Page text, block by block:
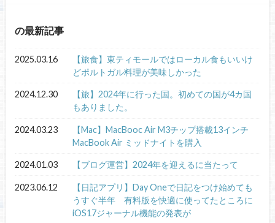
の最新記事
2025.03.16
【旅食】東ティモールではローカル食もいいけ
どポルトガル料理が美味しかった
2024.12.30
【旅】2024年に行った国。初めての国が4カ国
もありました。
2024.03.23
【Mac】MacBooc Air M3チップ搭載13インチ
MacBook Air ミッドナイトを購入
2024.01.03 【ブログ運営】2024年を迎えるに当たって
2023.06.12
【日記アプリ】Day Oneで日記をつけ始めても
うすぐ半年 有料版を快適に使ってたところに
iOS17ジャーナル機能の発表が